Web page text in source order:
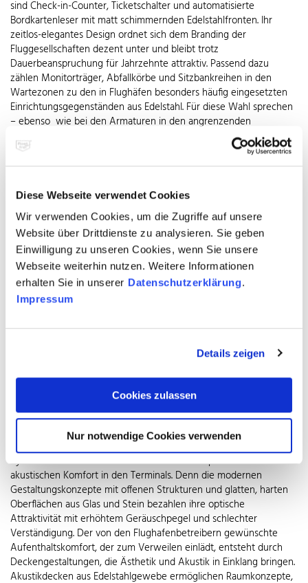
Diese Webseite verwendet Cookies
Wir verwenden Cookies, um die Zugriffe auf unsere
Website über Drittdienste zu analysieren. Sie geben
Einwilligung zu unseren Cookies, wenn Sie unsere
Webseite weiterhin nutzen. Weitere Informationen
erhalten Sie in unserer Datenschutzerklärung.
Impressum
Details zeigen
Cookies zulassen
Nur notwendige Cookies verwenden
sind Check-in-Counter, Ticketschalter und automatisierte
Bordkartenleser mit matt schimmernden Edelstahlfronten. Ihr
zeitlos-elegantes Design ordnet sich dem Branding der
Fluggesellschaften dezent unter und bleibt trotz
Dauerbeanspruchung für Jahrzehnte attraktiv. Passend dazu
zählen Monitorträger, Abfallkörbe und Sitzbankreihen in den
Wartezonen zu den in Flughäfen besonders häufig eingesetzten
Einrichtungsgegenständen aus Edelstahl. Für diese Wahl sprechen
– ebenso wie bei den Armaturen in den angrenzenden
Sanitärräumen – die außergewöhnliche Robustheit und
Pflegeleichtigkeit des Werkstoffs. Sicherheitsschleusen, Geländer
sowie stilvolle Zugänge zu VIP-Lounges kombinieren schlanke
Transparenz geprägte Optik und Atmosphäre der Terminals und
attraktiven wie robusten Sensorschleusen mit automatischen
Schwenkflügeln erfüllen auch bei starkem Passagieraufkommen
hohe Sicherheitsanforderungen. Um die Fluggastströme im Check-
in-Bereich flexibel zu lenken, setzen die meisten Airports
zusätzlich auf Tensatoren aus nichtrostendem Stahl. Mit diesen
leicht aufzustellenden und ebenso schnell wieder zu
entfernenden Absperrständern mit schwerem Edelstahlfuß und
Sichere Decke
Verbindendes Gestaltungselement zahlreicher Flughafenbauten
sind abgehängte Deckensysteme aus Lochblech oder Gewebe aus
Edelstahl. Sie beziehen ihre dekorative Wirkung aus dem
Zusammenspiel des Metalls mit gezielter Beleuchtung. Einige
Systeme verbessern zudem durch Schallabsorption den
akustischen Komfort in den Terminals. Denn die modernen
Gestaltungskonzepte mit offenen Strukturen und glatten, harten
Oberflächen aus Glas und Stein bezahlen ihre optische
Attraktivität mit erhöhtem Geräuschpegel und schlechter
Verständigung. Der von den Flughafenbetreibern gewünschte
Aufenthaltskomfort, der zum Verweilen einlädt, entsteht durch
Deckengestaltungen, die Ästhetik und Akustik in Einklang bringen.
Akustikdecken aus Edelstahlgewebe ermöglichen Raumkonzepte,